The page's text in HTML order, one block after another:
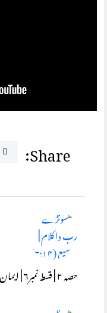
Share:
حصہ ۲ | قسط نمبر۶ | ایمان